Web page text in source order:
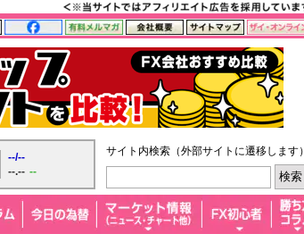
--/--
--.-- --
サイト内検索（外部サイトに遷移します）